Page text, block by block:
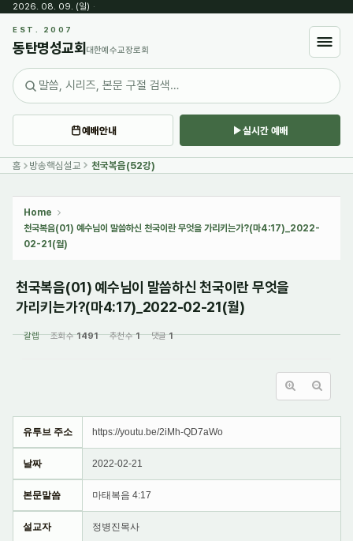
2026. 08. 09. (일) ·
EST. 2007
동탄명성교회 대한예수교장로회
예배안내 실시간 예배
홈 방송핵심설교 천국복음(52강)
Home
천국복음(01) 예수님이 말씀하신 천국이란 무엇을 가리키는가?(마4:17)_2022-
02-21(월)
천국복음(01) 예수님이 말씀하신 천국이란 무엇을
가리키는가?(마4:17)_2022-02-21(월)
갈렙 조회 수1491 추천 수1 댓글1
유투브 주소 https://youtu.be/2iMh-QD7aWo
날짜 2022-02-21
본문말씀 마태복음 4:17
설교자 정병진목사
Sketchbook5, 스케치북5
Sketchbook5, 스케치북5